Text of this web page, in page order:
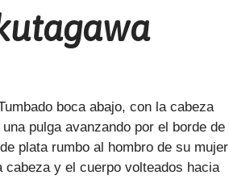
boca abajo, con la cabeza
pulga avanzando por el borde de
plata rumbo al hombro de su mujer
y el cuerpo volteados hacia